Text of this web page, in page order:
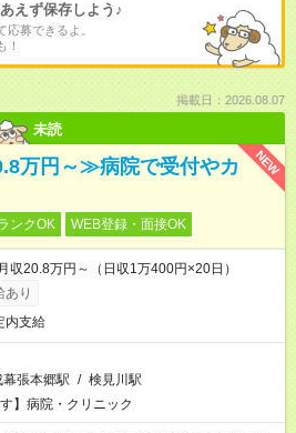
えず保存しよう♪
募できるよ。
！
掲載日：2026.08.07
未読
NEW
万円～≫病院で受付やカ
ンクOK WEB登録・面接OK
20.8万円～（日収1万400円×20日）
あり
内支給
幕張本郷駅 / 検見川駅
】病院・クリニック